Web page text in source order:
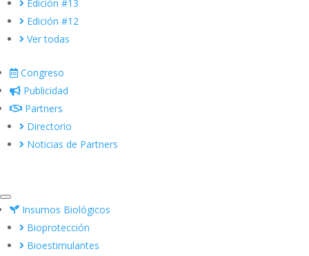
Edición #13
Edición #12
Ver todas
Congreso
Publicidad
Partners
Directorio
Noticias de Partners
Insumos Biológicos
Bioprotección
Bioestimulantes